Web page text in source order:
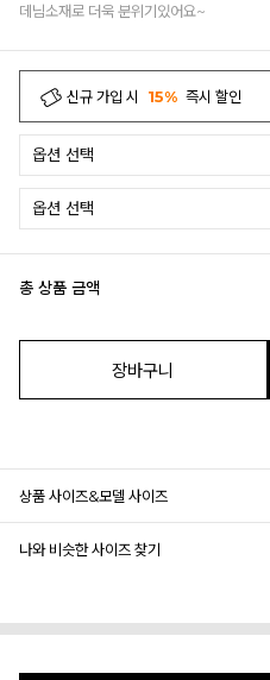
데님소재로 더욱 분위기있어요~
신규 가입 시 15% 즉시 할인
총 상품 금액
장바구니
상품 사이즈&모델 사이즈
나와 비슷한 사이즈 찾기